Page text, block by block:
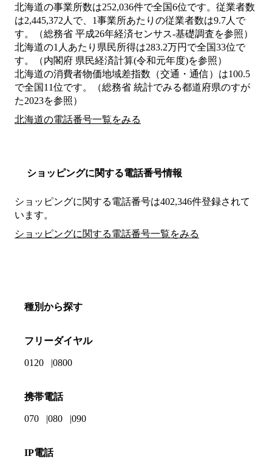
北海道の事業所数は252,036件で全国6位です。従業者数
は2,445,372人で、1事業所あたりの従業者数は9.7人で
す。（総務省 平成26年経済センサス‐基礎調査を参照）
北海道の1人あたり県民所得は283.2万円で全国33位で
す。（内閣府 県民経済計算(令和元年度)を参照）
北海道の消費者物価地域差指数（交通・通信）は100.5
で全国11位です。（総務省 統計でみる都道府県のすが
た2023を参照）
北海道の電話番号一覧をみる
ショッピングに関する電話番号情報
ショッピングに関する電話番号は402,346件登録されて
います。
ショッピングに関する電話番号一覧をみる
種別から探す
フリーダイヤル
0120 0800
携帯電話
070 080 090
IP電話